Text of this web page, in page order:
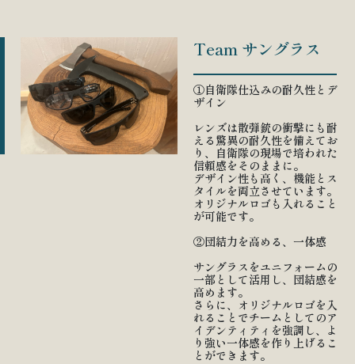
Team サングラス
①自衛隊仕込みの耐久性とデ
ザイン
レンズは散弾銃の衝撃にも耐
える驚異の耐久性を備えてお
り、自衛隊の現場で培われた
信頼感をそのままに。
デザイン性も高く、機能とス
タイルを両立させています。
オリジナルロゴも入れること
が可能です。
②団結力を高める、一体感
サングラスをユニフォームの
一部として活用し、団結感を
高めます。
さらに、オリジナルロゴを入
れることでチームとしてのア
イデンティティを強調し、よ
り強い一体感を作り上げるこ
とができます。